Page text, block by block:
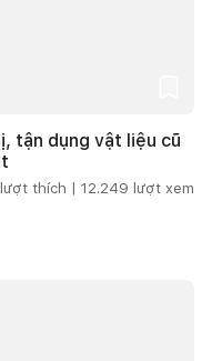
tận dụng vật liệu cũ
lượt thích | 12.249 lượt xem